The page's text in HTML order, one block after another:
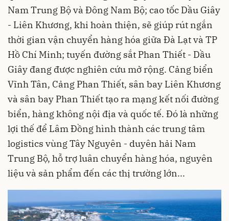
Nam Trung Bộ và Đông Nam Bộ; cao tốc Dầu Giây
- Liên Khương, khi hoàn thiện, sẽ giúp rút ngắn
thời gian vận chuyển hàng hóa giữa Đà Lạt và TP
Hồ Chí Minh; tuyến đường sắt Phan Thiết - Dầu
Giây đang được nghiên cứu mở rộng. Cảng biển
Vĩnh Tân, Cảng Phan Thiết, sân bay Liên Khương
và sân bay Phan Thiết tạo ra mạng kết nối đường
biển, hàng không nội địa và quốc tế. Đó là những
lợi thế để Lâm Đồng hình thành các trung tâm
logistics vùng Tây Nguyên - duyên hải Nam
Trung Bộ, hỗ trợ luân chuyển hàng hóa, nguyên
liệu và sản phẩm đến các thị trường lớn...